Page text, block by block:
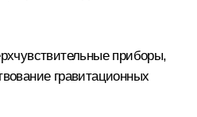
приборы,
гравитационных